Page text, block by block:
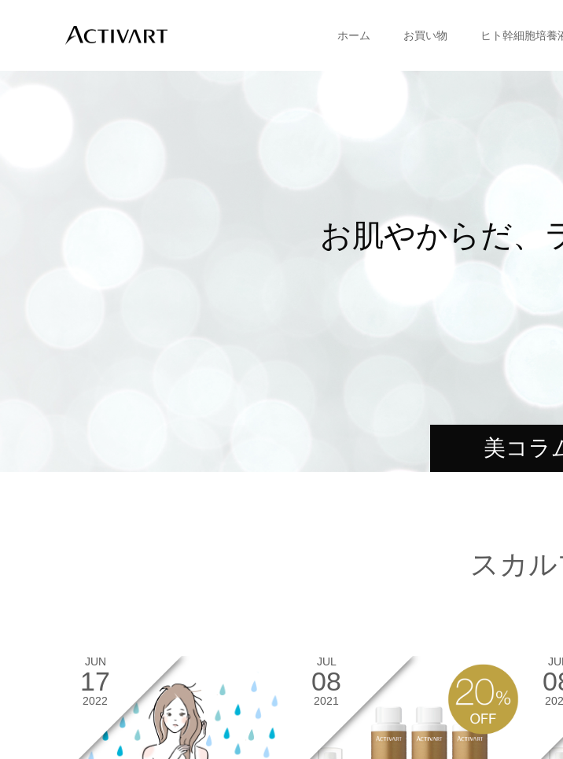
ホーム お買い物 ヒト幹細胞培養
美コラ
肌やからだ、ラ イ
スカ
JUN
17
2022
JUL
08
2021
JUL